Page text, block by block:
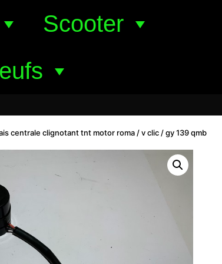
Scooter
centrale clignotant tnt motor roma / v clic / gy 139 qmb